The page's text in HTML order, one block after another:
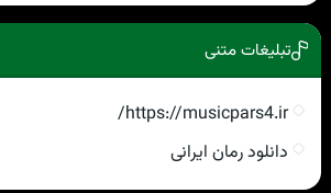
تبلیغات متنی
https://musicpars4.ir/
دانلود رمان ایرانی